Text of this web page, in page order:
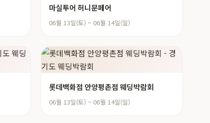
마실투어 허니문페어
06월 13일(토) ~ 06월 14일(일)
롯데백화점 안양평촌점 웨딩박람회
06월 13일(토) ~ 06월 14일(일)